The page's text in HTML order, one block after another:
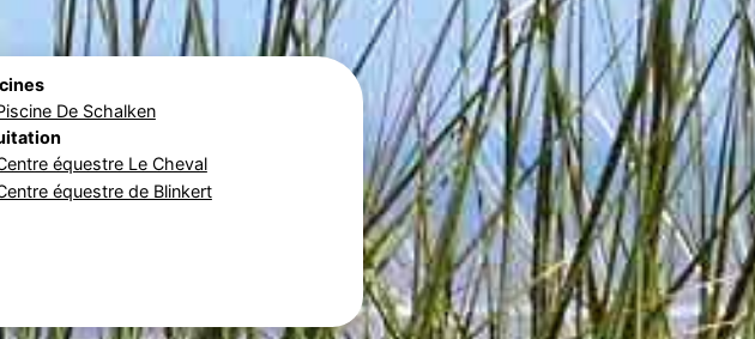
De Schalken
équestre Le Cheval
équestre de Blinkert